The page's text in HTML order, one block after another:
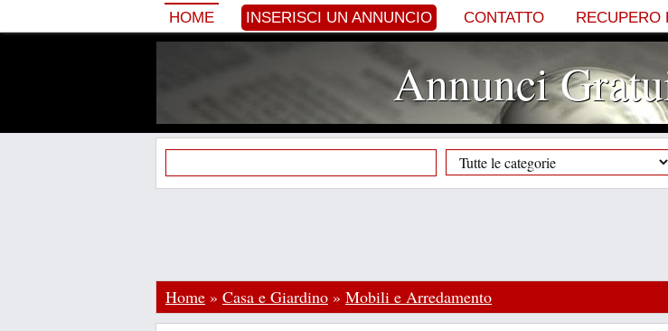
HOME INSERISCI UN ANNUNCIO CONTATTO RECUPERO
Annunci
Home » Casa e Giardino » Mobili e Arredamento